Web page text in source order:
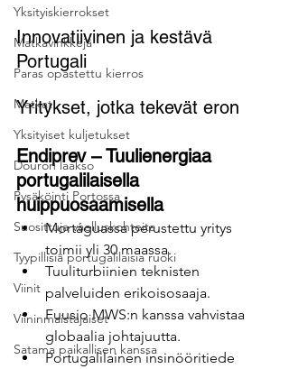
Yksityiskierrokset
Matkavinkkejä
Paras opastettu kierros
Matkat
Yksityiset kuljetukset
Douron laakso
Pysäköinti Portossa
Suosittuja vaelluskohteita
Tyypillisiä portugalilaisia ​​ruoki
Viinit
Viininmaistajaiset
Satama paikallisen kanssa
Innovatiivinen ja kestävä
Portugali
Yritykset, jotka tekevät eron
Endiprev – Tuulienergiaa
portugalilaisella
huippuosaamisella
Mortáguassa perustettu yritys
toimii yli 30 maassa.
Tuuliturbiinien teknisten
palveluiden erikoisosaaja.
Fuusio MWS:n kanssa vahvistaa
globaalia johtajuutta.
Portugalilainen insinööritiede